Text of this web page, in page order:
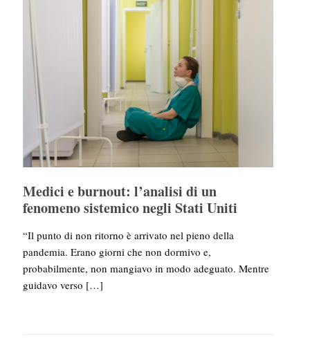
Medici e burnout: l’analisi di un
fenomeno sistemico negli Stati Uniti
“Il punto di non ritorno è arrivato nel pieno della
pandemia. Erano giorni che non dormivo e,
probabilmente, non mangiavo in modo adeguato. Mentre
guidavo verso […]